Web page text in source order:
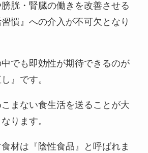
胱・腎臓の働きを改善させる
慣』への介入が不可欠となり
でも即効性が期待できるのが
』です。
まない食生活を送ることが大
ります。
材は『陰性食品』と呼ばれま